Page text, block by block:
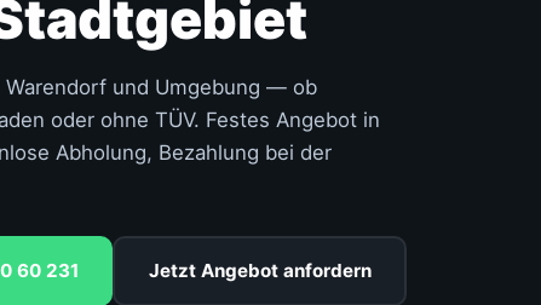
und Umgebung — ob
oder ohne TÜV. Festes Angebot in
Abholung, Bezahlung bei der
60 231 Jetzt Angebot anfordern